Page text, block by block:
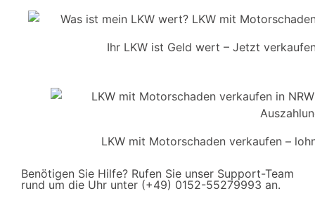
Ihr LKW ist Geld wert – Jetzt
LKW mit Motorschaden verkaufen –
Benötigen Sie Hilfe? Rufen Sie unser Support-Team
rund um die Uhr unter (+49) 0152-55279993 an.